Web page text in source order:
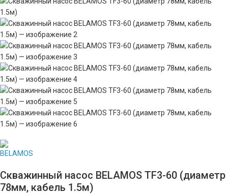
Скважинный насос BELAMOS TF3-60 (диаметр
78мм, кабель 1.5м)